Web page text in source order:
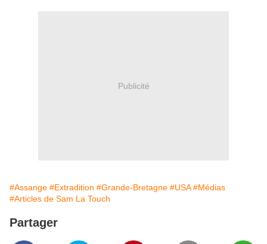
Publicité
#Assange #Extradition #Grande-Bretagne #USA #Médias
#Articles de Sam La Touch
Partager